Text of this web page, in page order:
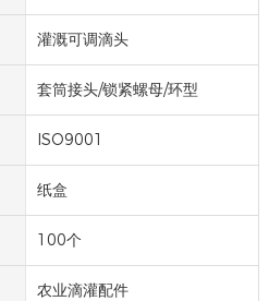
灌溉可调滴头
套筒接头/锁紧螺母/环型
ISO9001
纸盒
100个
农业滴灌配件